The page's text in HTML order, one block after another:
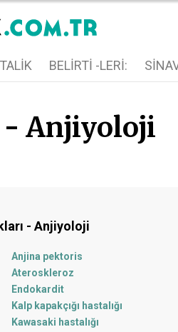
BELIRTI -LERI:
- Anjiyoloji
- Anjiyoloji
Anjina pektoris
Ateroskleroz
Endokardit
Kalp kapakçığı hastalığı
Kawasaki hastalığı